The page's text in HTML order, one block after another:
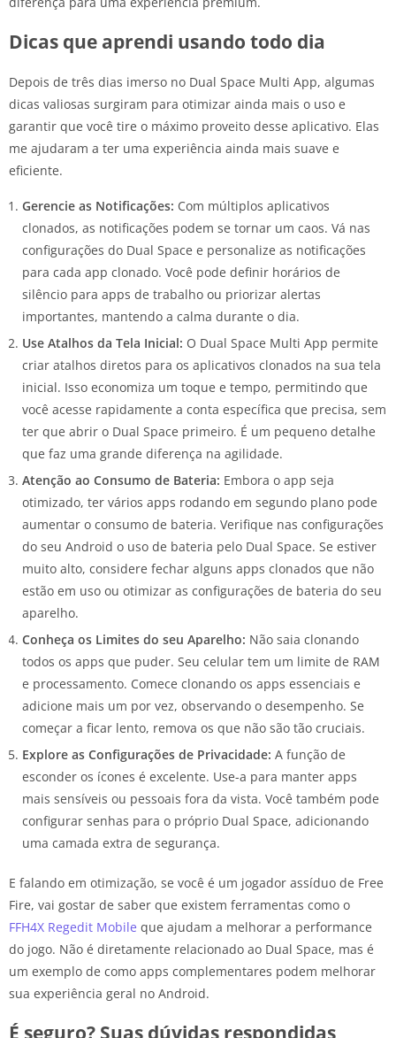
Dicas que aprendi usando todo dia
Depois de três dias imerso no Dual Space Multi App, algumas
dicas valiosas surgiram para otimizar ainda mais o uso e
garantir que você tire o máximo proveito desse aplicativo. Elas
me ajudaram a ter uma experiência ainda mais suave e
eficiente.
Gerencie as Notificações: Com múltiplos aplicativos
clonados, as notificações podem se tornar um caos. Vá nas
configurações do Dual Space e personalize as notificações
para cada app clonado. Você pode definir horários de
silêncio para apps de trabalho ou priorizar alertas
importantes, mantendo a calma durante o dia.
Use Atalhos da Tela Inicial: O Dual Space Multi App permite
criar atalhos diretos para os aplicativos clonados na sua tela
inicial. Isso economiza um toque e tempo, permitindo que
você acesse rapidamente a conta específica que precisa, sem
ter que abrir o Dual Space primeiro. É um pequeno detalhe
que faz uma grande diferença na agilidade.
Atenção ao Consumo de Bateria: Embora o app seja
otimizado, ter vários apps rodando em segundo plano pode
aumentar o consumo de bateria. Verifique nas configurações
do seu Android o uso de bateria pelo Dual Space. Se estiver
muito alto, considere fechar alguns apps clonados que não
estão em uso ou otimizar as configurações de bateria do seu
aparelho.
Conheça os Limites do seu Aparelho: Não saia clonando
todos os apps que puder. Seu celular tem um limite de RAM
e processamento. Comece clonando os apps essenciais e
adicione mais um por vez, observando o desempenho. Se
começar a ficar lento, remova os que não são tão cruciais.
Explore as Configurações de Privacidade: A função de
esconder os ícones é excelente. Use-a para manter apps
mais sensíveis ou pessoais fora da vista. Você também pode
configurar senhas para o próprio Dual Space, adicionando
uma camada extra de segurança.
E falando em otimização, se você é um jogador assíduo de Free
Fire, vai gostar de saber que existem ferramentas como o
FFH4X Regedit Mobile que ajudam a melhorar a performance
do jogo. Não é diretamente relacionado ao Dual Space, mas é
um exemplo de como apps complementares podem melhorar
sua experiência geral no Android.